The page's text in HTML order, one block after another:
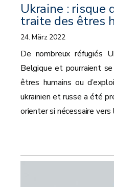
Ukraine : risque
traite des êtres
24. März 2022
De nombreux réfugiés
Belgique et pourraient
êtres humains ou
ukrainien et russe a été
orienter si nécessaire vers